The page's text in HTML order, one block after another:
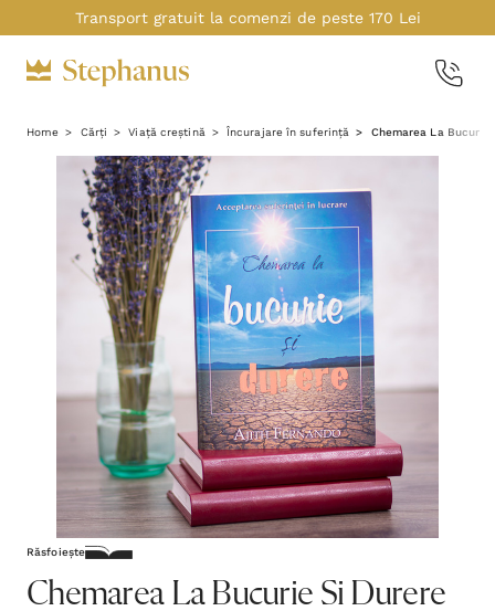
Transport gratuit la comenzi de peste 170 Lei
Home Cărți Viață creștină Încurajare în suferință Chemarea La Bucurie
Răsfoiește
Chemarea La Bucurie Si Durere